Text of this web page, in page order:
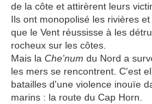
de la côte et attirèrent leurs
Ils ont monopolisé les rivières
que le Vent réussisse à les
rocheux sur les côtes.
Mais la Che'num du Nord a
les mers se rencontrent. C'est
batailles d'une violence inouïe
marins : la route du Cap Horn.